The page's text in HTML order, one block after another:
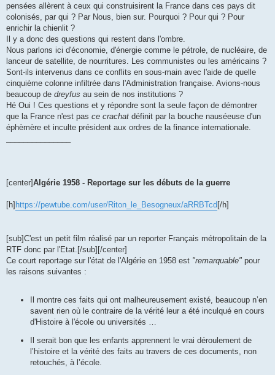
pensées allèrent à ceux qui construisirent la France dans ces pays dit
colonisés, par qui ? Par Nous, bien sur. Pourquoi ? Pour qui ? Pour
enrichir la chienlit ?
Il y a donc des questions qui restent dans l'ombre.
Nous parlons ici d'économie, d'énergie comme le pétrole, de nucléaire, de
lanceur de satellite, de nourritures. Les communistes ou les américains ?
Sont-ils intervenus dans ce conflits en sous-main avec l'aide de quelle
cinquième colonne infiltrée dans l'Administration française. Avions-nous
beaucoup de dreyfus au sein de nos institutions ?
Hé Oui ! Ces questions et y répondre sont la seule façon de démontrer
que la France n'est pas ce crachat définit par la bouche nauséeuse d'un
éphèmère et inculte président aux ordres de la finance internationale.
[center]Algérie 1958 - Reportage sur les débuts de la guerre
[h]https://pewtube.com/user/Riton_le_Besogneux/aRRBTcd[/h]
[sub]C'est un petit film réalisé par un reporter Français métropolitain de la
RTF donc par l'Etat.[/sub][/center]
Ce court reportage sur l'état de l'Algérie en 1958 est "remarquable" pour
les raisons suivantes :
Il montre ces faits qui ont malheureusement existé, beaucoup n’en
savent rien où le contraire de la vérité leur a été inculqué en cours
d'Histoire à l'école ou universités …
Il serait bon que les enfants apprennent le vrai déroulement de
l’histoire et la vérité des faits au travers de ces documents, non
retouchés, à l’école.